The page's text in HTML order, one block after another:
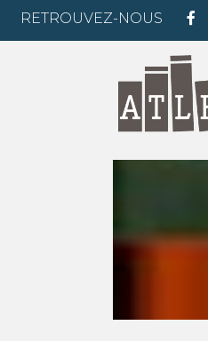
RETROUVEZ-NOUS